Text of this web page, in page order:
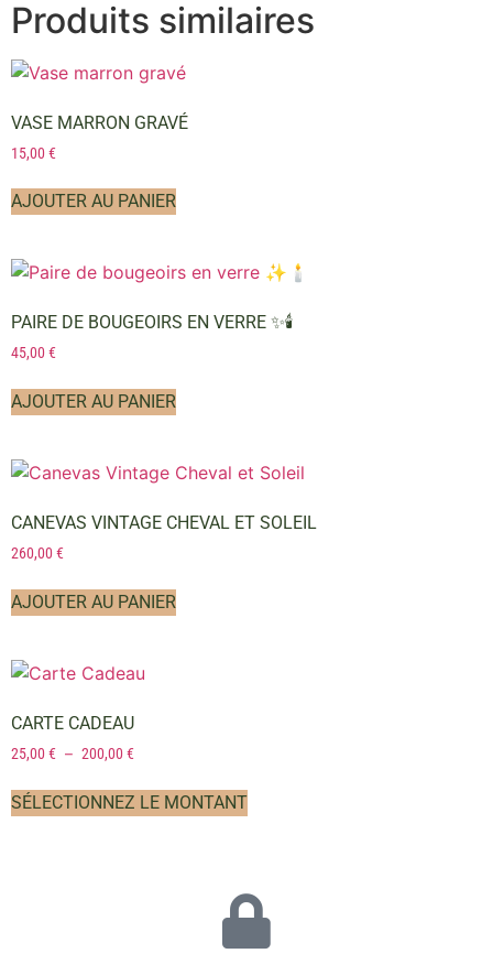
Produits similaires
VASE MARRON GRAVÉ
15,00€
AJOUTER AU PANIER
PAIRE DE BOUGEOIRS EN VERRE ✨🕯️
45,00€
AJOUTER AU PANIER
CANEVAS VINTAGE CHEVAL ET SOLEIL
260,00€
AJOUTER AU PANIER
CARTE CADEAU
25,00€ – 200,00€
SÉLECTIONNEZ LE MONTANT